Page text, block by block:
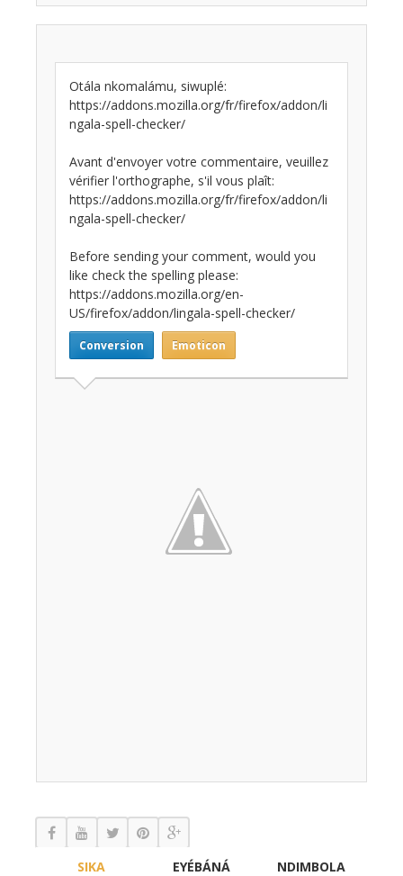
Otála nkomalámu, siwuplé:
https://addons.mozilla.org/fr/firefox/addon/li
ngala-spell-checker/
Avant d'envoyer votre commentaire, veuillez
vérifier l'orthographe, s'il vous plaît:
https://addons.mozilla.org/fr/firefox/addon/li
ngala-spell-checker/
Before sending your comment, would you
like check the spelling please:
https://addons.mozilla.org/en-
US/firefox/addon/lingala-spell-checker/
Conversion Emoticon
SIKA EYÉBÁNÁ NDIMBOLA